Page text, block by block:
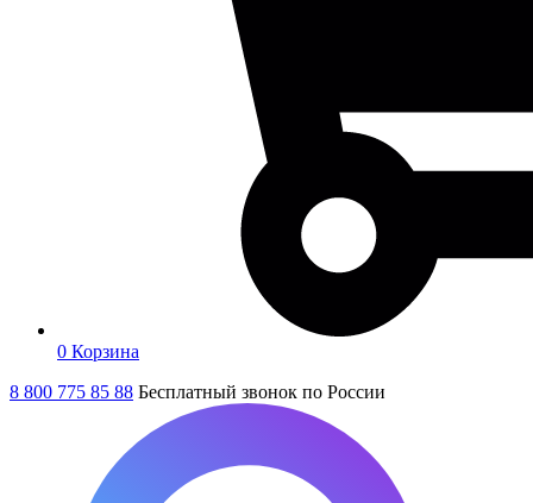
0 Корзина
8 800 775 85 88 Бесплатный звонок по России